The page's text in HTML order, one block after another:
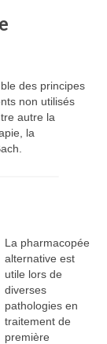
des principes
non utilisés
autre la
la
La pharmacopée
alternative est
utile lors de
diverses
pathologies en
traitement de
première